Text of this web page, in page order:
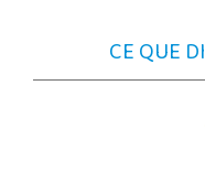
CE QUE